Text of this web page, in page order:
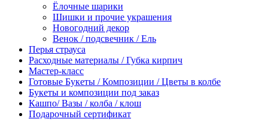
Ёлочные шарики
Шишки и прочие украшения
Новогодний декор
Венок / подсвечник / Ель
Перья страуса
Расходные материалы / Губка кирпич
Мастер-класс
Готовые Букеты / Композиции / Цветы в колбе
Букеты и композиции под заказ
Кашпо/ Вазы / колба / клош
Подарочный сертификат